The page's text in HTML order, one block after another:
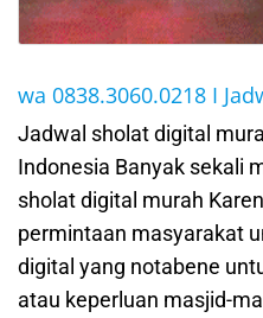
wa 0838.3060.0218 I
Jadwal sholat digital
Indonesia Banyak sekali
sholat digital murah
permintaan masyarakat
digital yang notabene
atau keperluan masjid-